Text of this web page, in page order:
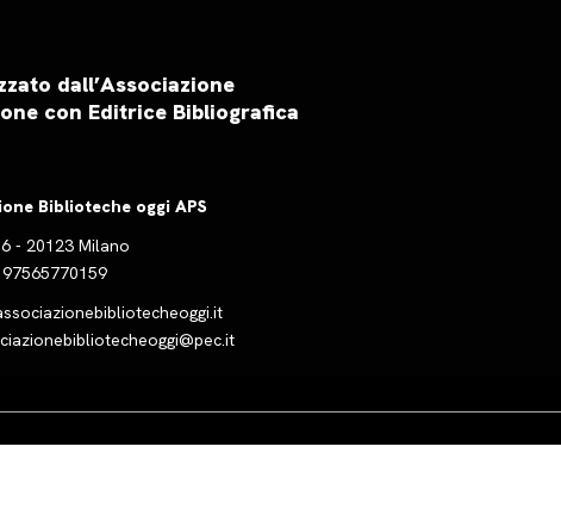
dall’Associazione
con Editrice Bibliografica
Biblioteche oggi APS
- 20123 Milano
97565770159